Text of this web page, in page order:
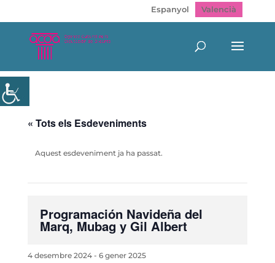
Espanyol Valencià
« Tots els Esdeveniments
Aquest esdeveniment ja ha passat.
Programación Navideña del
Marq, Mubag y Gil Albert
4 desembre 2024- 6 gener 2025